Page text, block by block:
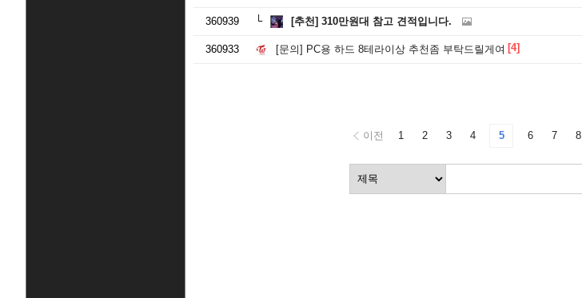
360939 [추천] 310만원대 참고 견적입니다.
360933 [문의] PC용 하드 8테라이상 추천좀 부탁드릴게여 [4]
이전 1 2 3 4 5 6 7 8